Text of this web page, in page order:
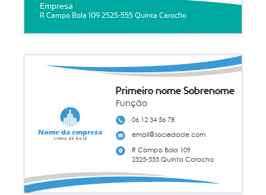
Empresa
R Campo Bola 109 2525-555 Quinta Carocho
06 12 34 56 78
email@sociedade.com
R Campo Bola 109
2525-555 Quinta Carocho
Função
Primeiro nome Sobrenome
Nome da empresa
Linha de base